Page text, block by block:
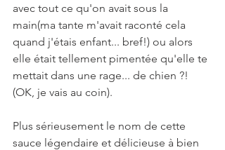
avec tout ce qu'on avait sous la
main(ma tante m'avait raconté cela
quand j'étais enfant... bref!) ou alors
elle était tellement pimentée qu'elle te
mettait dans une rage... de chien ?!
(OK, je vais au coin).
Plus sérieusement le nom de cette
sauce légendaire et délicieuse à bien